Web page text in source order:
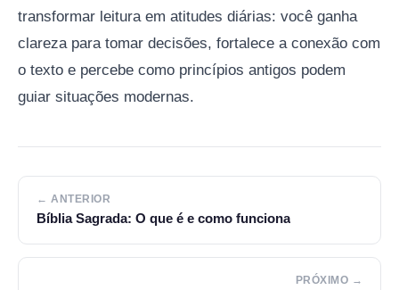
transformar leitura em atitudes diárias: você ganha
clareza para tomar decisões, fortalece a conexão com
o texto e percebe como princípios antigos podem
guiar situações modernas.
← ANTERIOR
Bíblia Sagrada: O que é e como funciona
PRÓXIMO →